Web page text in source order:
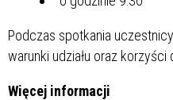
Podczas spotkania
warunki udziału oraz korzyści
Więcej informacji